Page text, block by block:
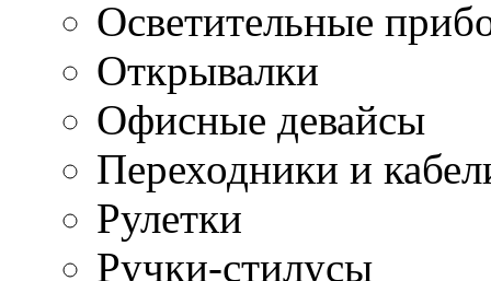
Осветительные
Открывалки
Офисные девайсы
Переходники и
Рулетки
Ручки-стилусы